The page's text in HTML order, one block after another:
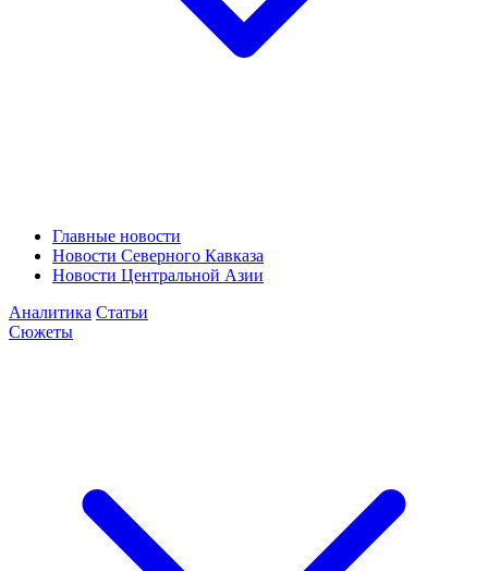
Главные новости
Новости Северного Кавказа
Новости Центральной Азии
Аналитика Статьи
Сюжеты